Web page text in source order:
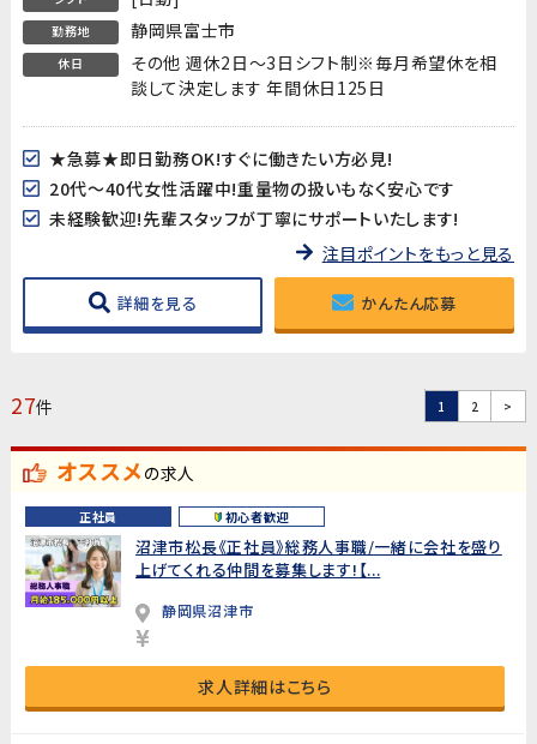
勤務地 静岡県富士市
休日
その他 週休2日～3日シフト制※毎月希望休を相
談して決定します 年間休日125日
★急募★即日勤務OK!すぐに働きたい方必見!
20代～40代女性活躍中!重量物の扱いもなく安心です
未経験歓迎!先輩スタッフが丁寧にサポートいたします!
注目ポイントをもっと見る
詳細を見る かんたん応募
27件 1 2 >
オススメの求人
正社員 初心者歓迎
沼津市松長《正社員》総務人事職/一緒に会社を盛り
上げてくれる仲間を募集します!【...
静岡県沼津市
求人詳細はこちら